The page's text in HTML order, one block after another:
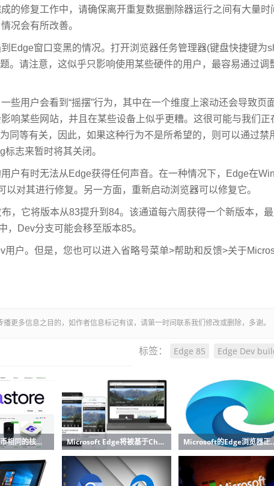
的修复工作中，请确保离开重复数据删除器运行之间有大量时
况会有所改善。
Edge窗口变黑的情况。打开浏览器任务管理器(键盘快捷键为
。请注意，这似乎只影响使用某些硬件的用户，最容易通过调
些用户会看到“摇摆”行为，其中在一个维度上滚动还会导致页
响某些网站，并且在某些设备上似乎更糟。这很可能与我们正
同等有关，因此，如果这种行为不是所希望的，则可以通过禁
志来暂时将其关闭。
户有时无法从Edge获得任何声音。在一种情况下，Edge在
对其进行修复。另一方面，重新启动浏览器可以修复它。
，它将版本从83提升到84。该通道每六周获得一个新版本，
，Dev分支可能会移至版本85。
户。但是，您也可以进入省略号菜单>帮助和反馈>关于
更多信息之目的，如作者信息标记有误，请第一时间联系我们修改或删除，多谢。
标签： Edge 85 Edge Dev
使用与启用比特币相同的核心技术创新构建一个Open Ledger项目 Microsoft Edge将被基于Chromium的浏览器取代 Microsoft的Edge浏览器